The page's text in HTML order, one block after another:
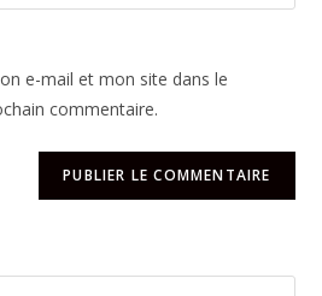
e-mail et mon site dans le
commentaire.